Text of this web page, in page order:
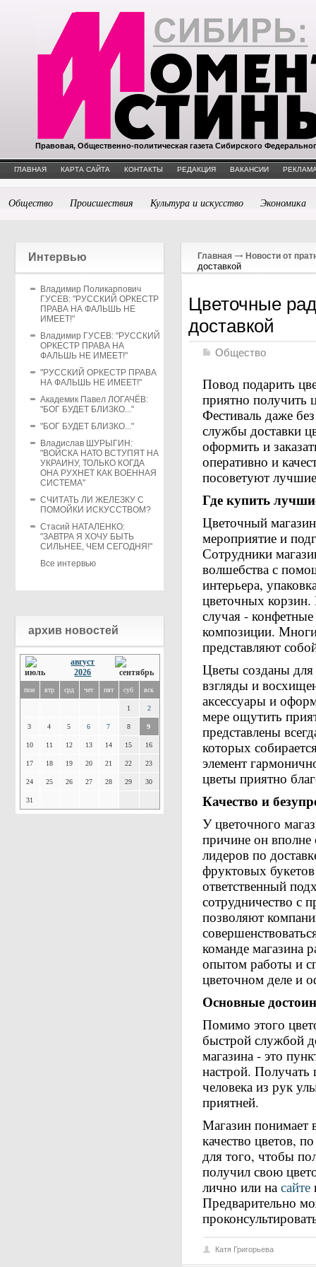
Правовая, Общественно-политическая газета Сибирского
ГЛАВНАЯ КАРТА САЙТА КОНТАКТЫ РЕДАКЦИЯ ВАКАНСИИ
Общество Происшествия Культура и искусство Экономика
Интервью
Владимир Поликарпович
ГУСЕВ: "РУССКИЙ ОРКЕСТР
ПРАВА НА ФАЛЬШЬ НЕ
ИМЕЕТ!"
Владимир ГУСЕВ: "РУССКИЙ
ОРКЕСТР ПРАВА НА
ФАЛЬШЬ НЕ ИМЕЕТ!"
"РУССКИЙ ОРКЕСТР ПРАВА
НА ФАЛЬШЬ НЕ ИМЕЕТ!"
Академик Павел ЛОГАЧЁВ:
"БОГ БУДЕТ БЛИЗКО..."
"БОГ БУДЕТ БЛИЗКО..."
Владислав ШУРЫГИН:
"ВОЙСКА НАТО ВСТУПЯТ НА
УКРАИНУ, ТОЛЬКО КОГДА
ОНА РУХНЕТ КАК ВОЕННАЯ
СИСТЕМА"
СЧИТАТЬ ЛИ ЖЕЛЕЗКУ С
ПОМОЙКИ ИСКУССТВОМ?
Стасий НАТАЛЕНКО:
"ЗАВТРА Я ХОЧУ БЫТЬ
СИЛЬНЕЕ, ЧЕМ СЕГОДНЯ!"
Все интервью
архив новостей
август
2026
пон втр срд чет пят суб вск
1 2
3 4 5 6 7 8 9
10 11 12 13 14 15 16
17 18 19 20 21 22 23
24 25 26 27 28 29 30
31
Главная Новости от
доставкой
Цветочные
доставкой
Общество
Повод подарить
приятно получить
Фестиваль даже
службы доставки
оформить и
оперативно и
посоветуют
Где купить
Цветочный
мероприятие и
Сотрудники
волшебства с
интерьера,
цветочных
случая -
композиции.
представляют
Цветы созданы
взгляды и
аксессуары и
мере ощутить
представлены
которых
элемент
цветы приятно
Качество и
У цветочного
причине он вполне
лидеров по
фруктовых
ответственный
сотрудничество с
позволяют
команде магазина
опытом работы и
цветочном деле и
Основные
Помимо этого
быстрой службой
магазина - это
настрой.
человека из рук
приятней.
Магазин понимает
качество цветов,
для того, чтобы
получил свою
лично или насайте
Предварительно
Катя Григорьева